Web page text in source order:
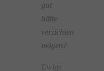
gut
hätte
verzichten
mögen?
Ewige